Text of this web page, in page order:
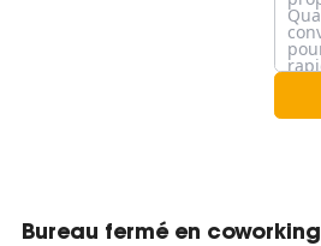
Bureau fermé en coworking